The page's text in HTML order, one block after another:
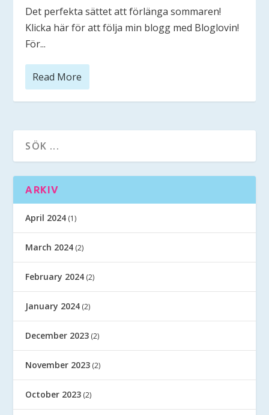
Det perfekta sättet att förlänga sommaren!
Klicka här för att följa min blogg med Bloglovin!
För...
Read More
ARKIV
April 2024 (1)
March 2024 (2)
February 2024 (2)
January 2024 (2)
December 2023 (2)
November 2023 (2)
October 2023 (2)